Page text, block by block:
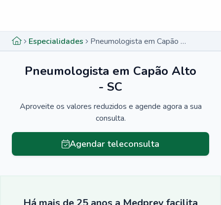
Especialidades Pneumologista em Capão Alto - SC
Pneumologista em Capão Alto
- SC
Aproveite os valores reduzidos e agende agora a sua
consulta.
Agendar teleconsulta